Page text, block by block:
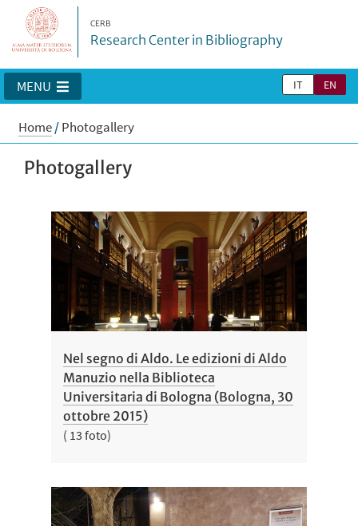
CERB
Research Center in Bibliography
IT EN
MENU
Home/Photogallery
Photogallery
Nel segno di Aldo. Le edizioni di Aldo
Manuzio nella Biblioteca
Universitaria di Bologna (Bologna, 30
ottobre 2015)
( 13 foto)